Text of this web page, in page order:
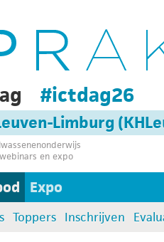
#ictdag26
Limburg
en expo
Expo
Toppers Inschrijven